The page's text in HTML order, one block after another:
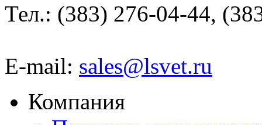
Тел.: (383) 276-04-44,
E-mail: sales@lsvet.ru
Компания